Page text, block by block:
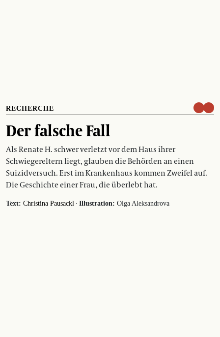
RECHERCHE
Der falsche Fall
Als Renate H. schwer verletzt vor dem Haus ihrer
Schwiegereltern liegt, glauben die Behörden an einen
Suizidversuch. Erst im Krankenhaus kommen Zweifel auf.
Die Geschichte einer Frau, die überlebt hat.
Text: Christina Pausackl · Illustration: Olga Aleksandrova